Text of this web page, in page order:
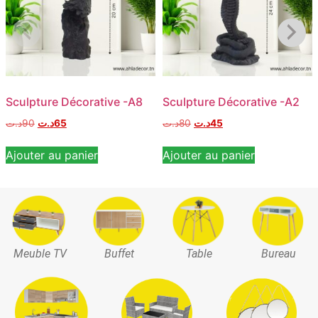
Sculpture Décorative -A8
90د.ت 65د.ت
Ajouter au panier
Sculpture Décorative -A2
80د.ت 45د.ت
Ajouter au panier
Meuble TV Buffet Table Bureau